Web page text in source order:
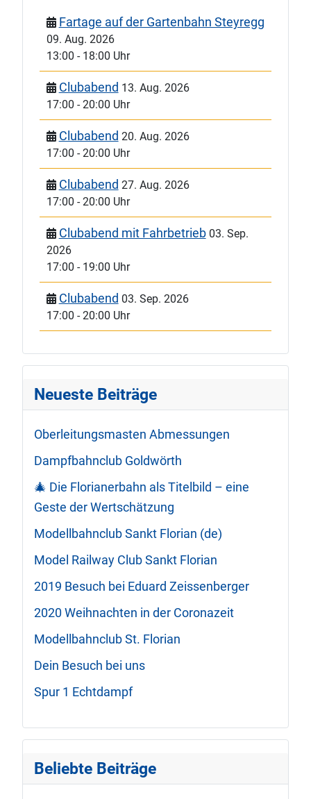
Fartage auf der Gartenbahn Steyregg
09. Aug. 2026
13:00 - 18:00 Uhr
Clubabend 13. Aug. 2026
17:00 -20:00 Uhr
Clubabend 20. Aug. 2026
17:00 -20:00 Uhr
Clubabend 27. Aug. 2026
17:00 -20:00 Uhr
Clubabend mit Fahrbetrieb 03. Sep.
2026
17:00 - 19:00 Uhr
Clubabend 03. Sep. 2026
17:00 -20:00 Uhr
Neueste Beiträge
Oberleitungsmasten Abmessungen
Dampfbahnclub Goldwörth
🎄 Die Florianerbahn als Titelbild – eine
Geste der Wertschätzung
Modellbahnclub Sankt Florian (de)
Model Railway Club Sankt Florian
2019 Besuch bei Eduard Zeissenberger
2020 Weihnachten in der Coronazeit
Modellbahnclub St. Florian
Dein Besuch bei uns
Spur 1 Echtdampf
Beliebte Beiträge